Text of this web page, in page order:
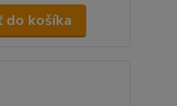
do košíka